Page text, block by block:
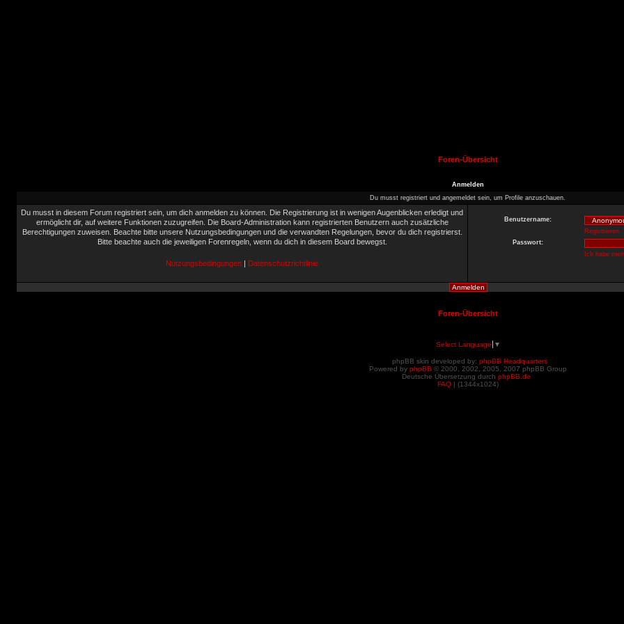
Foren-Übersicht
Anmelden
Du musst registriert und angemeldet sein, um Profile anzuschauen.
Du musst in diesem Forum registriert sein, um dich anmelden zu können. Die Registrierung ist in wenigen Augenblicken erledigt und
ermöglicht dir, auf weitere Funktionen zuzugreifen. Die Board-Administration kann registrierten Benutzern auch zusätzliche
Berechtigungen zuweisen. Beachte bitte unsere Nutzungsbedingungen und die verwandten Regelungen, bevor du dich registrierst.
Bitte beachte auch die jeweiligen Forenregeln, wenn du dich in diesem Board bewegst.
Nutzungsbedingungen | Datenschutzrichtlinie
Benutzername:
Registrieren
Passwort:
Ich habe
Foren-Übersicht
Select Language ▼
phpBB skin developed by: phpBB Headquarters
Powered by phpBB © 2000, 2002, 2005, 2007 phpBB Group
Deutsche Übersetzung durch phpBB.de
FAQ | (1344x1024)